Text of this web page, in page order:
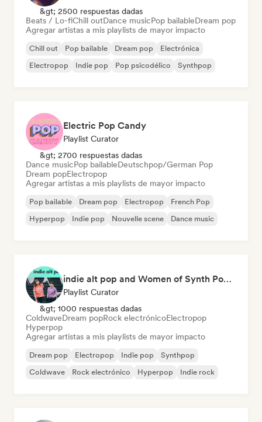
&gt; 2500 respuestas dadas
Beats / Lo-fiChill outDance musicPop bailableDream pop
Agregar artistas a mis playlists de mayor impacto
Chill out Pop bailable Dream pop
Electrónica
Electropop
Indie pop Pop psicodélico Synthpop
Electric Pop Candy
Playlist Curator
&gt; 2700 respuestas dadas
Dance musicPop bailableDeutschpop/German Pop
Dream popElectropop
Agregar artistas a mis playlists de mayor impacto
Pop bailable Dream pop Electropop
French Pop
Hyperpop
Indie pop Nouvelle scene Dance music
indie alt pop and Women of Synth Pop (CATBEAR)
Playlist Curator
&gt; 1000 respuestas dadas
ColdwaveDream popRock electrónicoElectropop
Hyperpop
Agregar artistas a mis playlists de mayor impacto
Dream pop Electropop Indie pop
Synthpop
Coldwave
Rock electrónico Hyperpop Indie rock